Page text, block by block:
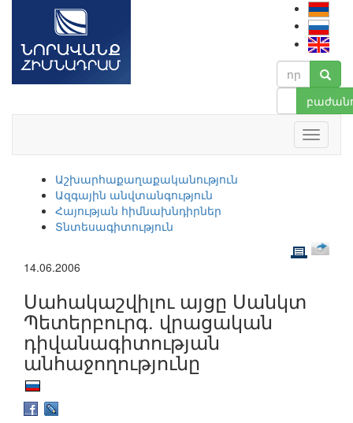
Աշխարհաքաղաքականություն
Ազգային անվտանգություն
Հայության հիմնախնդիրներ
Տնտեսագիտություն
14.06.2006
Սահակաշվիլու այցը Սանկտ
Պետերբուրգ. վրացական
դիվանագիտության
անհաջողությունը